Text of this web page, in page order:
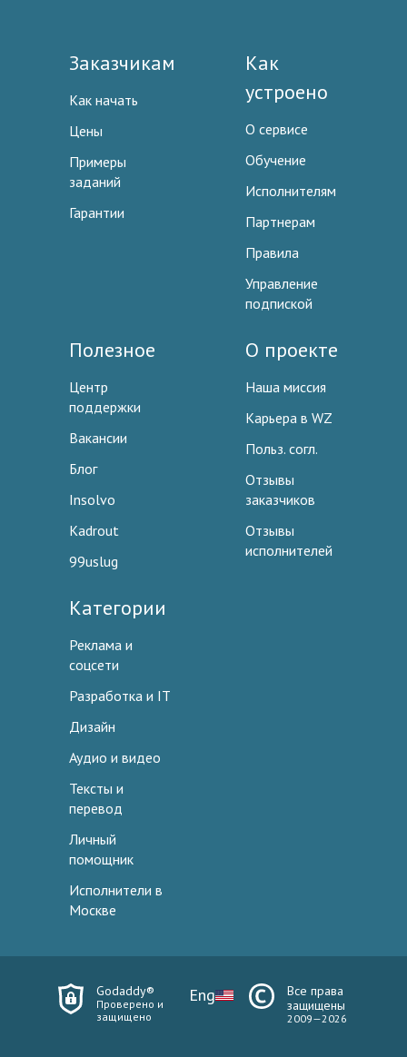
Заказчикам
Как начать
Цены
Примеры
заданий
Гарантии
Как
устроено
О сервисе
Обучение
Исполнителям
Партнерам
Правила
Управление
подпиской
Полезное
Центр
поддержки
Вакансии
Блог
Insolvo
Kadrout
99uslug
О проекте
Наша миссия
Карьера в WZ
Польз. согл.
Отзывы
заказчиков
Отзывы
исполнителей
Категории
Реклама и
соцсети
Разработка и IT
Дизайн
Аудио и видео
Тексты и
перевод
Личный
помощник
Исполнители в
Москве
Godaddy®
Проверено и
защищено
Eng
Все права
защищены
2009—2026